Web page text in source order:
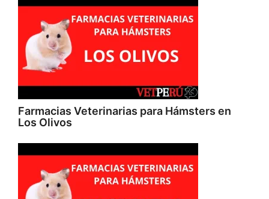
Farmacias Veterinarias para Hámsters en
Los Olivos